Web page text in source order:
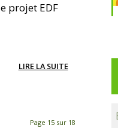
projet EDF
LIRE LA SUITE
Page 15 sur 18